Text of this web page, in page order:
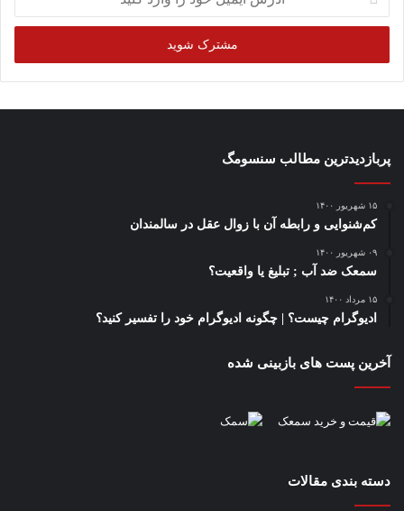
ایمیل
خود
وارد
کنید
پربازدیدترین مطالب سنسومگ
۱۵ شهریور ۱۴۰۰
کم‌شنوایی و رابطه آن با زوال عقل در سالمندان
۰۹ شهریور ۱۴۰۰
سمعک ضد آب ; تبلیغ یا واقعیت؟
۱۵ مرداد ۱۴۰۰
ادیوگرام چیست؟ | چگونه ادیوگرام خود را تفسیر کنید؟
آخرین پست های بازبینی شده
دسته بندی مقالات